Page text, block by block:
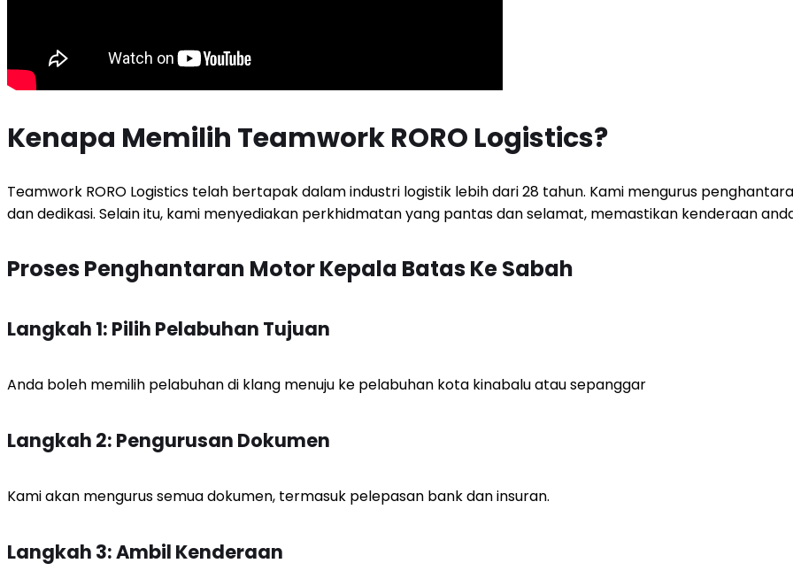
Kenapa Memilih Teamwork RORO Logistics?
Teamwork RORO Logistics telah bertapak dalam industri logistik lebih dari 28 tahun. Kami mengurus
dan dedikasi. Selain itu, kami menyediakan perkhidmatan yang pantas dan selamat, memastikan kenderaan
Proses Penghantaran Motor Kepala Batas Ke Sabah
Langkah 1: Pilih Pelabuhan Tujuan
Anda boleh memilih pelabuhan di klang menuju ke pelabuhan kota kinabalu atau sepanggar
Langkah 2: Pengurusan Dokumen
Kami akan mengurus semua dokumen, termasuk pelepasan bank dan insuran.
Langkah 3: Ambil Kenderaan